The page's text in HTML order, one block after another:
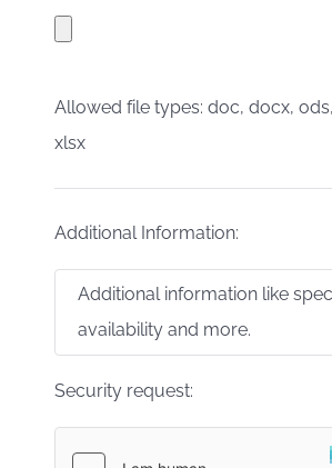
Allowed file types: doc, docx,
xlsx
Additional Information:
Security request: